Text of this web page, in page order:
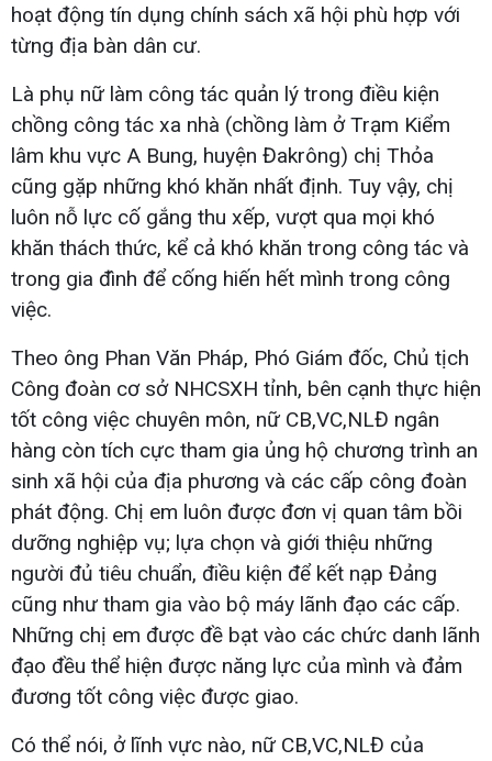
hoạt động tín dụng chính sách xã hội phù hợp với
từng địa bàn dân cư.
Là phụ nữ làm công tác quản lý trong điều kiện
chồng công tác xa nhà (chồng làm ở Trạm Kiểm
lâm khu vực A Bung, huyện Đakrông) chị Thỏa
cũng gặp những khó khăn nhất định. Tuy vậy, chị
luôn nỗ lực cố gắng thu xếp, vượt qua mọi khó
khăn thách thức, kể cả khó khăn trong công tác và
trong gia đình để cống hiến hết mình trong công
việc.
Theo ông Phan Văn Pháp, Phó Giám đốc, Chủ tịch
Công đoàn cơ sở NHCSXH tỉnh, bên cạnh thực hiện
tốt công việc chuyên môn, nữ CB,VC,NLĐ ngân
hàng còn tích cực tham gia ủng hộ chương trình an
sinh xã hội của địa phương và các cấp công đoàn
phát động. Chị em luôn được đơn vị quan tâm bồi
dưỡng nghiệp vụ; lựa chọn và giới thiệu những
người đủ tiêu chuẩn, điều kiện để kết nạp Đảng
cũng như tham gia vào bộ máy lãnh đạo các cấp.
Những chị em được đề bạt vào các chức danh lãnh
đạo đều thể hiện được năng lực của mình và đảm
đương tốt công việc được giao.
Có thể nói, ở lĩnh vực nào, nữ CB,VC,NLĐ của